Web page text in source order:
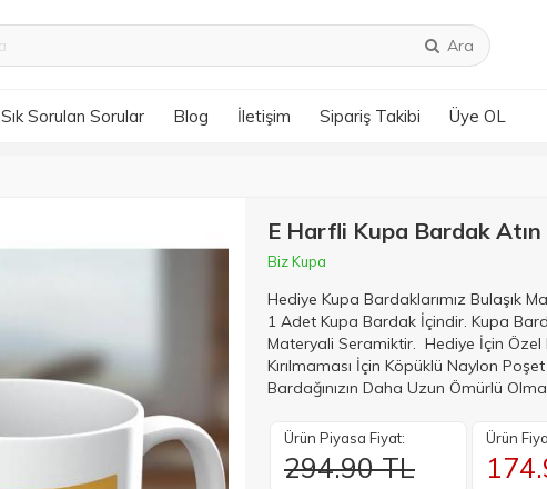
Ara
Sık Sorulan Sorular Blog İletişim Sipariş Takibi Üye OL
E Harfli Kupa Bardak
Biz Kupa
Hediye Kupa Bardaklarımız Bulaşık
1 Adet Kupa Bardak İçindir. Kupa
Materyali Seramiktir. Hediye İçin Özel
Kırılmaması İçin Köpüklü Naylon
Bardağınızın Daha Uzun Ömürlü
Ürün Piyasa Fiyat:
294.90 TL
Ürün